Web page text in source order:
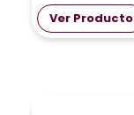
Ver Producto